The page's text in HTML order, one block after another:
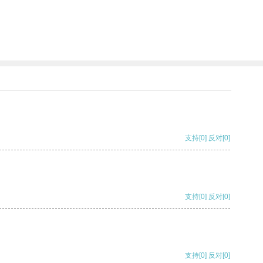
支持[0] 反对[0]
支持[0] 反对[0]
支持[0] 反对[0]